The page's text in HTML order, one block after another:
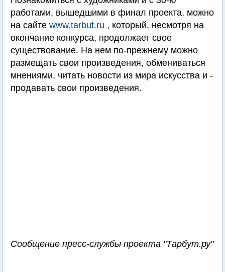
работами, вышедшими в финал проекта, можно
на сайте www.tarbut.ru , который, несмотря на
окончание конкурса, продолжает свое
существование. На нем по-прежнему можно
размещать свои произведения, обмениваться
мнениями, читать новости из мира искусства и -
продавать свои произведения.
Сообщение пресс-службы проекта "Тарбут.ру"